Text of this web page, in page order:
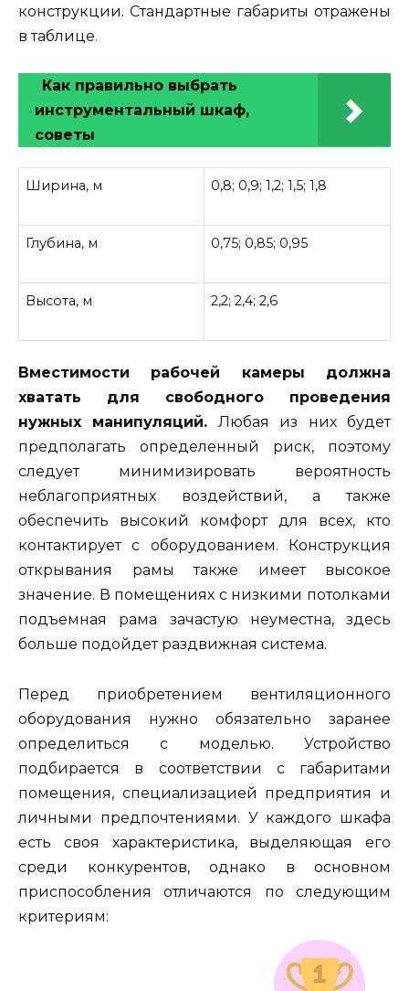
конструкции. Стандартные габариты отражены
в таблице.
Как правильно выбрать
инструментальный шкаф,
советы
Ширина, м 0,8; 0,9; 1,2; 1,5; 1,8
Глубина, м 0,75; 0,85; 0,95
Высота, м 2,2; 2,4; 2,6
Вместимости рабочей камеры должна
хватать для свободного проведения
нужных манипуляций. Любая из них будет
предполагать определенный риск, поэтому
следует минимизировать вероятность
неблагоприятных воздействий, а также
обеспечить высокий комфорт для всех, кто
контактирует с оборудованием. Конструкция
открывания рамы также имеет высокое
значение. В помещениях с низкими потолками
подъемная рама зачастую неуместна, здесь
больше подойдет раздвижная система.
Перед приобретением вентиляционного
оборудования нужно обязательно заранее
определиться с моделью. Устройство
подбирается в соответствии с габаритами
помещения, специализацией предприятия и
личными предпочтениями. У каждого шкафа
есть своя характеристика, выделяющая его
среди конкурентов, однако в основном
приспособления отличаются по следующим
критериям: